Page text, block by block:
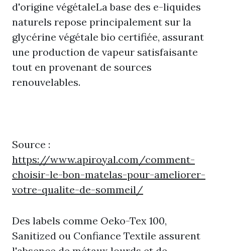
d'origine végétaleLa base des e-liquides
naturels repose principalement sur la
glycérine végétale bio certifiée, assurant
une production de vapeur satisfaisante
tout en provenant de sources
renouvelables.
Source :
https://www.apiroyal.com/comment-
choisir-le-bon-matelas-pour-ameliorer-
votre-qualite-de-sommeil/
Des labels comme Oeko-Tex 100,
Sanitized ou Confiance Textile assurent